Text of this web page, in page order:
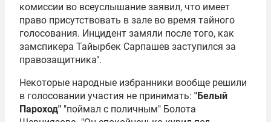
комиссии во всеуслышание заявил, что имеет
право присутствовать в зале во время тайного
голосования. Инцидент замяли после того, как
замспикера Тайырбек Сарпашев заступился за
правозащитника".
Некоторые народные избранники вообще решили
в голосовании участия не принимать: "Белый
Пароход" "поймал с поличным" Болота